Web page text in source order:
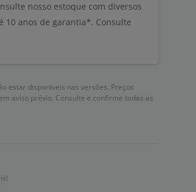
nosso estoque com diversos
10 anos de garantia*. Consulte
estar disponíveis nas versões. Preços
aviso prévio. Consulte e confirme todas as